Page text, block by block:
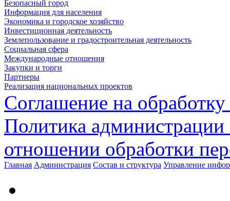
Безопасный город
Информация для населения
Экономика и городское хозяйство
Инвестиционная деятельность
Землепользование и градостроительная деятельность
Социальная сфера
Международные отношения
Закупки и торги
Партнеры
Реализация национальных проектов
Соглашение на
Политика
отношении обработки
Главная Администрация Состав и структура Управление